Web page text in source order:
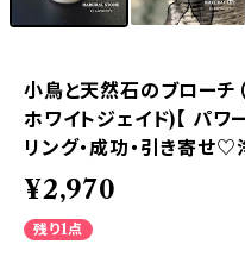
小鳥と天然石のブローチ
ホワイトジェイド)【 パワ
リング・成功・引き寄せ♡
¥2,970
残り1点